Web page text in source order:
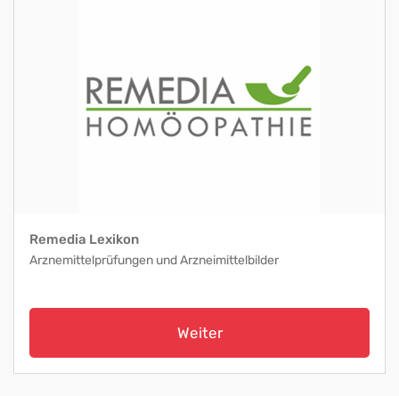
Remedia Lexikon
Arznemittelprüfungen und Arzneimittelbilder
Weiter